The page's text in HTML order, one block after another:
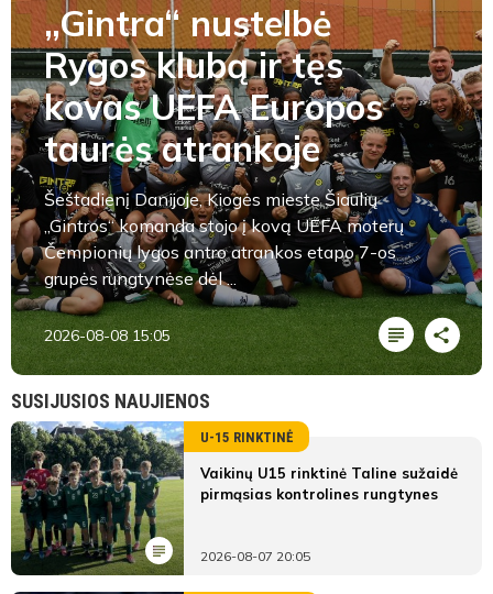
„Gintra“ nustelbė
Rygos klubą ir tęs
kovas UEFA Europos
taurės atrankoje
Šeštadienį Danijoje, Kiogės mieste Šiaulių
„Gintros“ komanda stojo į kovą UEFA moterų
Čempionių lygos antro atrankos etapo 7-os
grupės rungtynėse dėl ...
2026-08-08 15:05
SUSIJUSIOS NAUJIENOS
U-15 RINKTINĖ
Vaikinų U15 rinktinė Taline sužaidė
pirmąsias kontrolines rungtynes
2026-08-07 20:05